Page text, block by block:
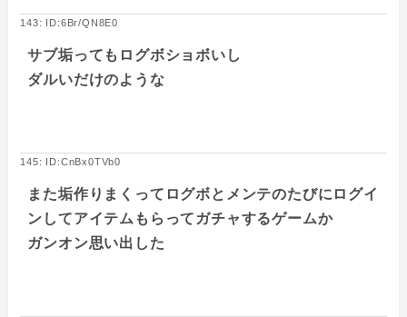
143: ID:6Br/QN8E0
サブ垢ってもログボショボいし
ダルいだけのような
145: ID:CnBx0TVb0
また垢作りまくってログボとメンテのたびにログイ
ンしてアイテムもらってガチャするゲームか
ガンオン思い出した